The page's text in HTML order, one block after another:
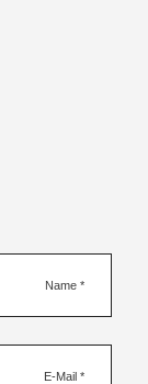
Name *
E-Mail *